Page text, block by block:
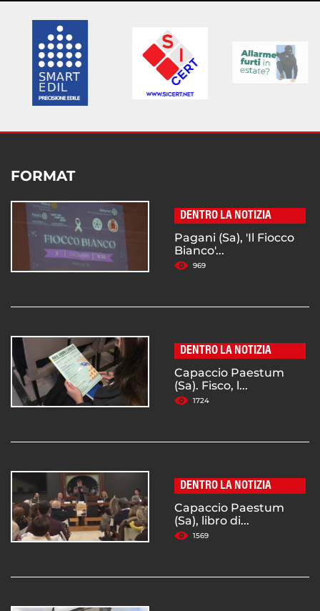
FORMAT
DENTRO LA NOTIZIA
Pagani (Sa), 'Il Fiocco
Bianco'...
969
DENTRO LA NOTIZIA
Capaccio Paestum
(Sa). Fisco, l...
1724
DENTRO LA NOTIZIA
Capaccio Paestum
(Sa), libro di...
1569